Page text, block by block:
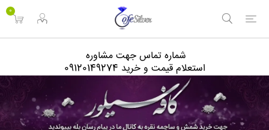
0
شماره تماس جهت مشاوره
استعلام قیمت و خرید 09120149274